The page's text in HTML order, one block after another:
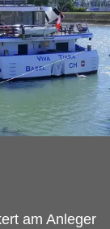
am Anleger